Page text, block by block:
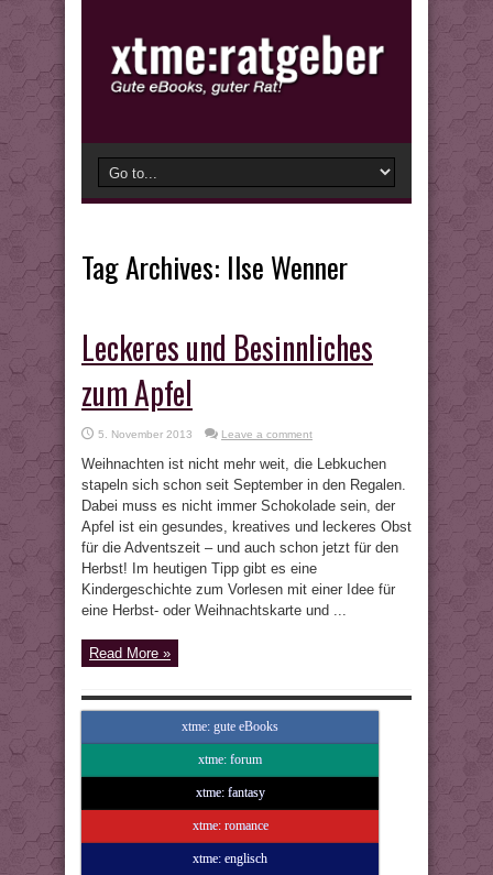
Tag Archives: Ilse Wenner
Leckeres und Besinnliches
zum Apfel
5. November 2013 Leave a comment
Weihnachten ist nicht mehr weit, die Lebkuchen
stapeln sich schon seit September in den Regalen.
Dabei muss es nicht immer Schokolade sein, der
Apfel ist ein gesundes, kreatives und leckeres Obst
für die Adventszeit – und auch schon jetzt für den
Herbst! Im heutigen Tipp gibt es eine
Kindergeschichte zum Vorlesen mit einer Idee für
eine Herbst- oder Weihnachtskarte und ...
Read More »
xtme: gute eBooks
xtme: forum
xtme: fantasy
xtme: romance
xtme: englisch